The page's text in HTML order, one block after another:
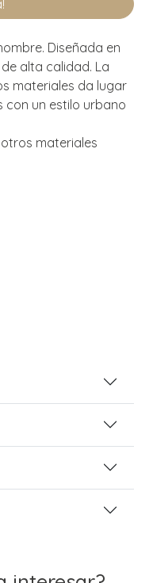
Diseñada en
alta calidad. La
materiales da lugar
con un estilo urbano
otros materiales